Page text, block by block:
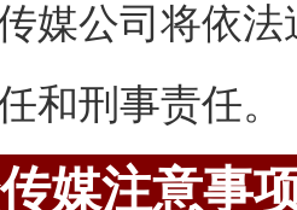
传媒公司将依
和刑事责任。
媒注意事